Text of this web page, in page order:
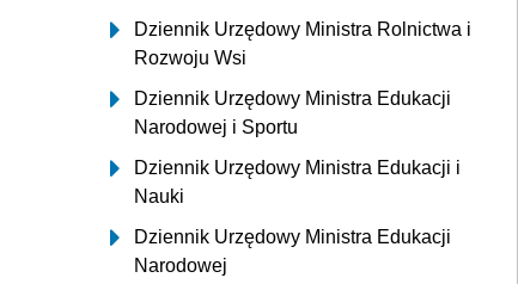
Dziennik Urzędowy Ministra Rolnictwa i
Rozwoju Wsi
Dziennik Urzędowy Ministra Edukacji
Narodowej i Sportu
Dziennik Urzędowy Ministra Edukacji i
Nauki
Dziennik Urzędowy Ministra Edukacji
Narodowej